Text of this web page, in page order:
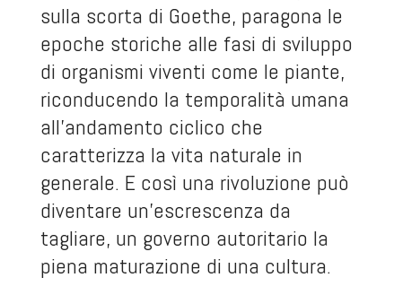
sulla scorta di Goethe, paragona le
epoche storiche alle fasi di sviluppo
di organismi viventi come le piante,
riconducendo la temporalità umana
all’andamento ciclico che
caratterizza la vita naturale in
generale. E così una rivoluzione può
diventare un’escrescenza da
tagliare, un governo autoritario la
piena maturazione di una cultura.